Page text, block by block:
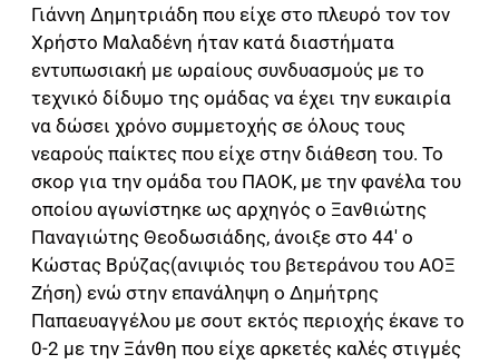
Γιάννη Δημητριάδη που είχε στο πλευρό τον τον
Χρήστο Μαλαδένη ήταν κατά διαστήματα
εντυπωσιακή με ωραίους συνδυασμούς με το
τεχνικό δίδυμο της ομάδας να έχει την ευκαιρία
να δώσει χρόνο συμμετοχής σε όλους τους
νεαρούς παίκτες που είχε στην διάθεση του. Το
σκορ για την ομάδα του ΠΑΟΚ, με την φανέλα του
οποίου αγωνίστηκε ως αρχηγός ο Ξανθιώτης
Παναγιώτης Θεοδωσιάδης, άνοιξε στο 44′ ο
Κώστας Βρύζας(ανιψιός του βετεράνου του ΑΟΞ
Ζήση) ενώ στην επανάληψη ο Δημήτρης
Παπαευαγγέλου με σουτ εκτός περιοχής έκανε το
0-2 με την Ξάνθη που είχε αρκετές καλές στιγμές